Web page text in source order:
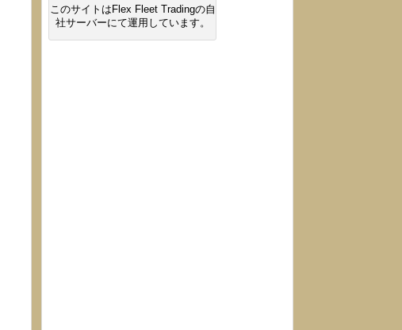
このサイトはFlex Fleet Tradingの自
社サーバーにて運用しています。